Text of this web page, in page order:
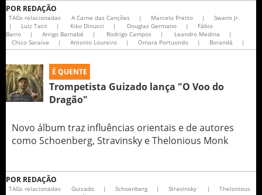
POR REDAÇÃO
TAGs relacionadas A Carne das Canções | Marcelo Pretto |
Swami Jr.
|
Luiz Tatit | Kiko Dinucci | Douglas Germano |
Fábio
Barro
| Arrigo Barnabé | Rodrigo Campos | Leandro Medina
|
Chico Saraiva
| Antonio Loureiro | Omara Portuondo | Borandá |
É QUENTE
Trompetista Guizado lança "O Voo do
Dragão"
Novo álbum traz influências orientais e de autores
como Schoenberg, Stravinsky e Thelonious Monk
POR REDAÇÃO
TAGs relacionadas Guizado | Schoenberg | Stravinsky |
Thelonious